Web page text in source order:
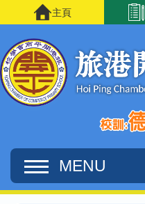
移至主內容
主頁
MENU